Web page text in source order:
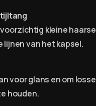
kleine
van het kapsel.
voor glans en om
houden.